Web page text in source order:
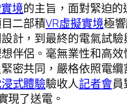
境的主旨，面對緊迫
二部積VR虛擬實境極
計，到最終的電氣試
伴侶。毫無業性和高效
密共同，嚴格依照電
式體驗驗收人記者會
現了送電。